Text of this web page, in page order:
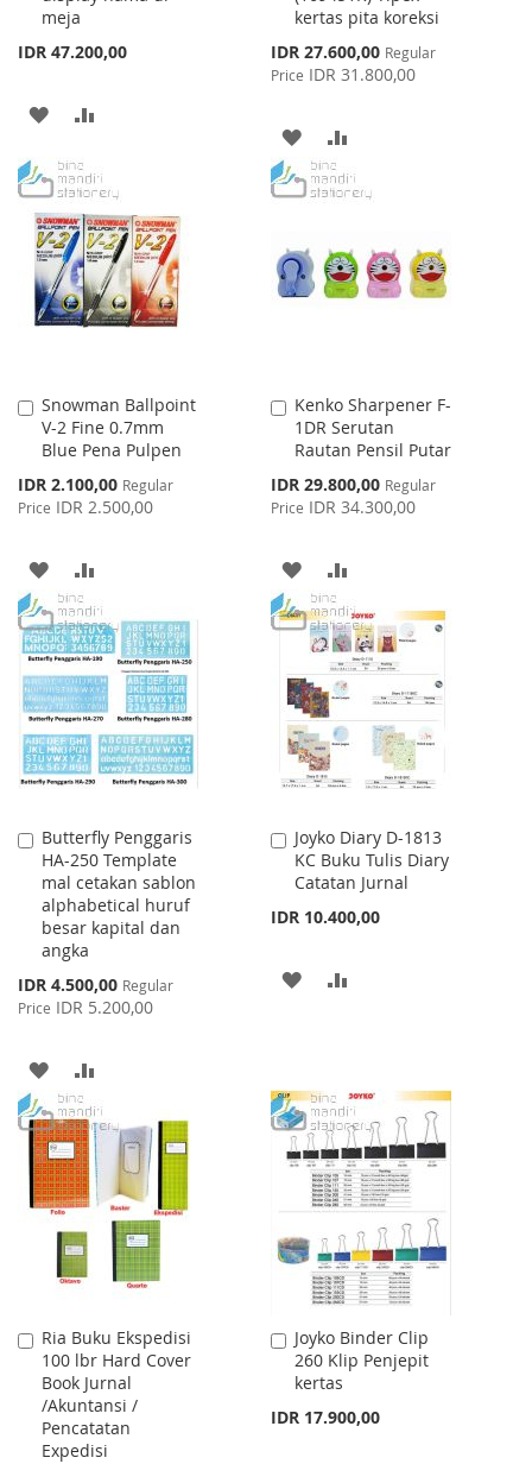
meja
IDR 47.200,00
ADD
WISH
LIST
COMPARE
kertas pita koreksi
Special
Price
IDR 27.600,00 Regular
Price IDR 31.800,00
ADD
TO
LIST
TO
Snowman Ballpoint
V-2 Fine 0.7mm
Blue Pena Pulpen
Special
Price
IDR 2.100,00 Regular
Price IDR 2.500,00
Add
to
Cart
ADD
TO
WISH
LIST
TO
COMPARE
Kenko Sharpener F-
1DR Serutan
Rautan Pensil Putar
Special
Price
IDR 29.800,00 Regular
Price IDR 34.300,00
Add
to
Cart
ADD
TO
WISH
LIST
TO
COMPARE
Butterfly Penggaris
HA-250 Template
mal cetakan sablon
alphabetical huruf
besar kapital dan
angka
Special
Price
IDR 4.500,00 Regular
Price IDR 5.200,00
Add
to
Cart
ADD
TO
WISH
LIST
TO
COMPARE
Joyko Diary D-1813
KC Buku Tulis Diary
Catatan Jurnal
IDR 10.400,00
Add
to
Cart
ADD
LIST
Ria Buku Ekspedisi
100 lbr Hard Cover
Book Jurnal
/Akuntansi /
Pencatatan
Expedisi
Add
to
Cart
Joyko Binder Clip
260 Klip Penjepit
kertas
IDR 17.900,00
Add
to
Cart